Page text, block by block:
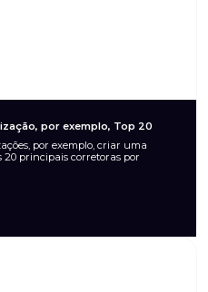
por exemplo, Top 20
por exemplo, criar uma
20 principais corretoras por